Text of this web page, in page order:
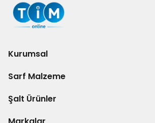
Kurumsal
Sarf Malzeme
Şalt Ürünler